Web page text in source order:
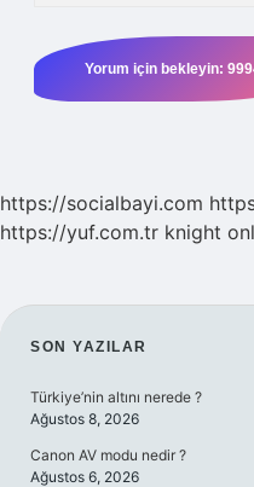
https://socialbayi.com
https://yuf.com.tr knight
SIDEBAR
SON YAZILAR
Türkiye’nin altını nerede ?
Ağustos 8, 2026
Canon AV modu nedir ?
Ağustos 6, 2026